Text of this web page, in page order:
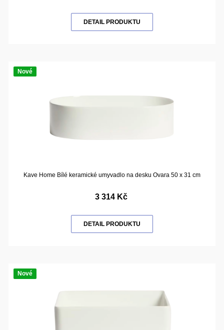
DETAIL PRODUKTU
Nové
Kave Home Bílé keramické umyvadlo na desku Ovara 50 x 31 cm
3 314 Kč
DETAIL PRODUKTU
Nové